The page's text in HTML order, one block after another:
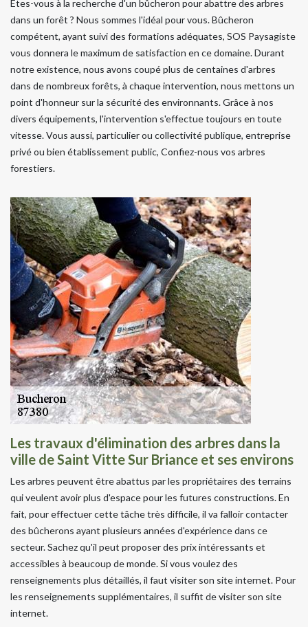
Êtes-vous à la recherche d'un bûcheron pour abattre des arbres
dans un forêt ? Nous sommes l'idéal pour vous. Bûcheron
compétent, ayant suivi des formations adéquates, SOS Paysagiste
vous donnera le maximum de satisfaction en ce domaine. Durant
notre existence, nous avons coupé plus de centaines d'arbres
dans de nombreux forêts, à chaque intervention, nous mettons un
point d'honneur sur la sécurité des environnants. Grâce à nos
divers équipements, l'intervention s'effectue toujours en toute
vitesse. Vous aussi, particulier ou collectivité publique, entreprise
privé ou bien établissement public, Confiez-nous vos arbres
forestiers.
Les travaux d'élimination des arbres dans la
ville de Saint Vitte Sur Briance et ses environs
Les arbres peuvent être abattus par les propriétaires des terrains
qui veulent avoir plus d'espace pour les futures constructions. En
fait, pour effectuer cette tâche très difficile, il va falloir contacter
des bûcherons ayant plusieurs années d'expérience dans ce
secteur. Sachez qu'il peut proposer des prix intéressants et
accessibles à beaucoup de monde. Si vous voulez des
renseignements plus détaillés, il faut visiter son site internet. Pour
les renseignements supplémentaires, il suffit de visiter son site
internet.